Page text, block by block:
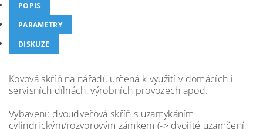
POPIS
PARAMETRY
DISKUZE
Kovová skříň na nářadí, určená k využití v domácích i
servisních dílnách, výrobních provozech apod.
Vybavení: dvoudveřová skříň s uzamykáním
cylindrickým/rozvorovým zámkem (-> dvojité uzamčení,